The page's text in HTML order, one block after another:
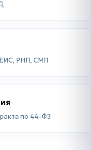
ЕИС, РНП, СМП
по 44-ФЗ